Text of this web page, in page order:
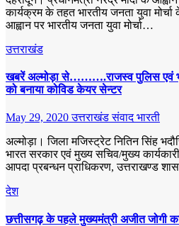
कार्यक्रम के तहत भारतीय जनता युवा
आह्वान पर भारतीय जनता युवा मोर्चा…
उत्तराखंड
खबरें अल्मोड़ा से……….राजस्व पुलिस एवं
को बनाया कोविड केयर सेन्टर
May 29, 2020उत्तराखंड संवाद भारती
अल्मोड़ा। जिला मजिस्ट्रेट नितिन सिंह
भारत सरकार एवं मुख्य सचिव/मुख्य
आपदा प्रबन्धन प्राधिकरण, उत्तराखण्ड
देश
छत्तीसगढ़ के पहले मुख्यमंत्री अजीत जोगी